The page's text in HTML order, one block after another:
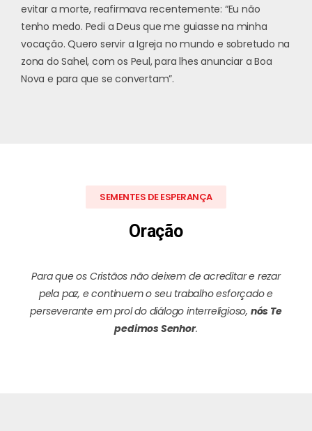
evitar a morte, reafirmava recentemente: “Eu não
tenho medo. Pedi a Deus que me guiasse na minha
vocação. Quero servir a Igreja no mundo e sobretudo na
zona do Sahel, com os Peul, para lhes anunciar a Boa
Nova e para que se convertam”.
SEMENTES DE ESPERANÇA
Oração
Para que os Cristãos não deixem de acreditar e rezar
pela paz, e continuem o seu trabalho esforçado e
perseverante em prol do diálogo interreligioso, nós Te
pedimos Senhor.